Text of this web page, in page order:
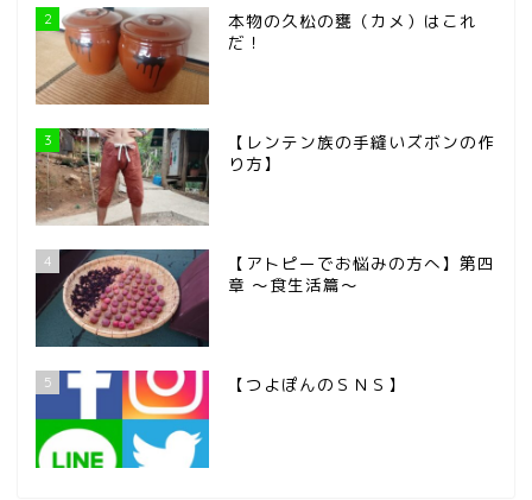
2
本物の久松の甕（カメ）はこれ
だ！
3
【レンテン族の手縫いズボンの作
り方】
4
【アトピーでお悩みの方へ】第四
章 ～食生活篇～
5 【つよぽんのＳＮＳ】